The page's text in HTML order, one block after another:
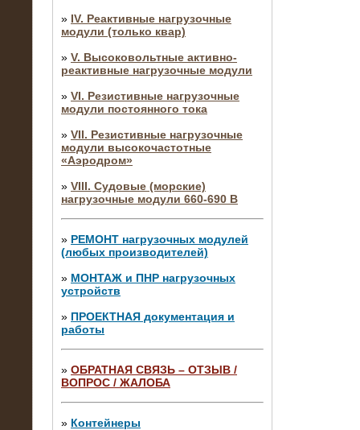
» IV. Реактивные нагрузочные
модули (только квар)
» V. Высоковольтные активно-
реактивные нагрузочные модули
» VI. Резистивные нагрузочные
модули постоянного тока
» VII. Резистивные нагрузочные
модули высокочастотные
«Аэродром»
» VIII. Судовые (морские)
нагрузочные модули 660-690 В
» РЕМОНТ нагрузочных модулей
(любых производителей)
» МОНТАЖ и ПНР нагрузочных
устройств
» ПРОЕКТНАЯ документация и
работы
» ОБРАТНАЯ СВЯЗЬ – ОТЗЫВ /
ВОПРОС / ЖАЛОБА
» Контейнеры
10.04.2015
Аренда нагрузочного модуля 4 МВт,
10 кВ